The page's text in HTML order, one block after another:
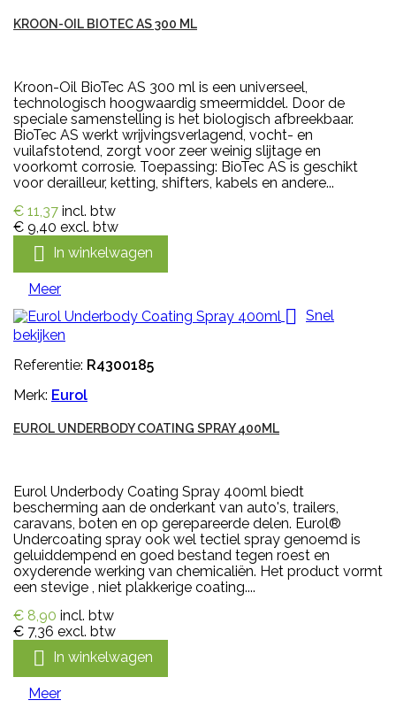
KROON-OIL BIOTEC AS 300 ML
Kroon-Oil BioTec AS 300 ml is een universeel,
technologisch hoogwaardig smeermiddel. Door de
speciale samenstelling is het biologisch afbreekbaar.
BioTec AS werkt wrijvingsverlagend, vocht- en
vuilafstotend, zorgt voor zeer weinig slijtage en
voorkomt corrosie. Toepassing: BioTec AS is geschikt
voor derailleur, ketting, shifters, kabels en andere...
€ 11,37 incl. btw
€ 9,40 excl. btw
 In winkelwagen
Meer
 Snel
bekijken
Referentie: R4300185
Merk: Eurol
EUROL UNDERBODY COATING SPRAY 400ML
Eurol Underbody Coating Spray 400ml biedt
bescherming aan de onderkant van auto's, trailers,
caravans, boten en op gerepareerde delen. Eurol®
Undercoating spray ook wel tectiel spray genoemd is
geluiddempend en goed bestand tegen roest en
oxyderende werking van chemicaliën. Het product vormt
een stevige , niet plakkerige coating....
€ 8,90 incl. btw
€ 7,36 excl. btw
 In winkelwagen
Meer